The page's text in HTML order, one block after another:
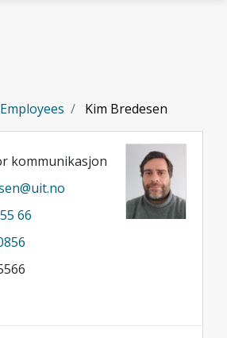
Employees Kim Bredesen
kommunikasjon
66